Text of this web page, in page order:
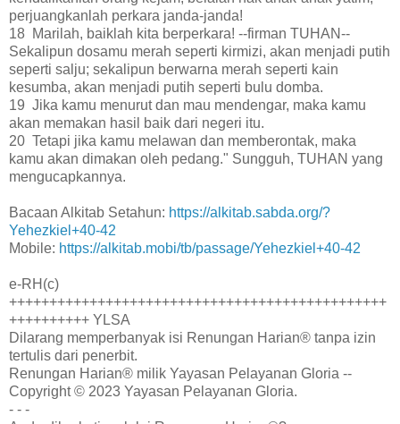
perjuangkanlah perkara janda-janda!
18 Marilah, baiklah kita berperkara! --firman TUHAN--
Sekalipun dosamu merah seperti kirmizi, akan menjadi putih
seperti salju; sekalipun berwarna merah seperti kain
kesumba, akan menjadi putih seperti bulu domba.
19 Jika kamu menurut dan mau mendengar, maka kamu
akan memakan hasil baik dari negeri itu.
20 Tetapi jika kamu melawan dan memberontak, maka
kamu akan dimakan oleh pedang." Sungguh, TUHAN yang
mengucapkannya.
Bacaan Alkitab Setahun: https://alkitab.sabda.org/?
Yehezkiel+40-42
Mobile: https://alkitab.mobi/tb/passage/Yehezkiel+40-42
e-RH(c)
+++++++++++++++++++++++++++++++++++++++++++++++
++++++++++ YLSA
Dilarang memperbanyak isi Renungan Harian® tanpa izin
tertulis dari penerbit.
Renungan Harian® milik Yayasan Pelayanan Gloria --
Copyright © 2023 Yayasan Pelayanan Gloria.
- - -